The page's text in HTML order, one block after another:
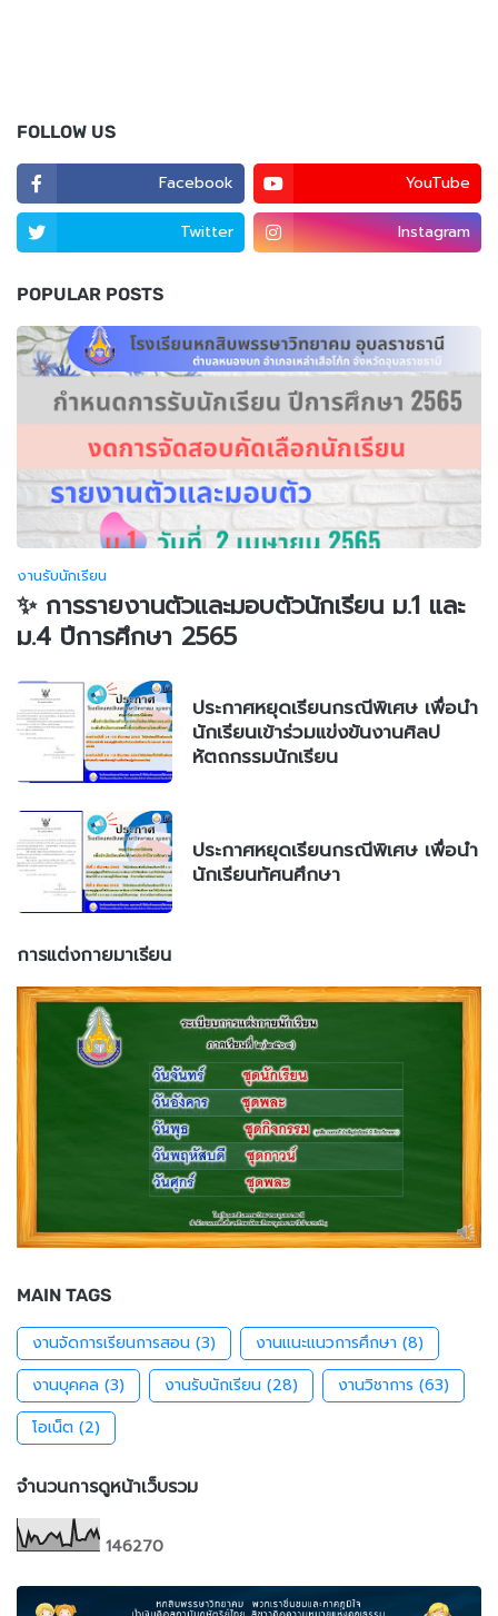
FOLLOW US
Facebook YouTube
Twitter Instagram
POPULAR POSTS
งานรับนักเรียน
✨ การรายงานตัวและมอบตัวนักเรียน ม.1 และ
ม.4 ปีการศึกษา 2565
ประกาศหยุดเรียนกรณีพิเศษ เพื่อนำ
นักเรียนเข้าร่วมแข่งขันงานศิลป
หัตถกรรมนักเรียน
ประกาศหยุดเรียนกรณีพิเศษ เพื่อนำ
นักเรียนทัศนศึกษา
การแต่งกายมาเรียน
MAIN TAGS
งานจัดการเรียนการสอน (3) งานแนะแนวการศึกษา (8)
งานบุคคล (3) งานรับนักเรียน (28) งานวิชาการ (63)
โอเน็ต (2)
จำนวนการดูหน้าเว็บรวม
146270